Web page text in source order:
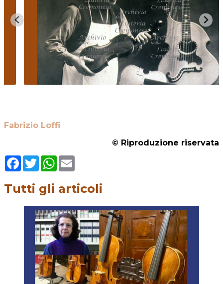
Fabrizio Loffi
© Riproduzione riservata
Facebook
TwitterWhatsApp
Tutti gli articoli